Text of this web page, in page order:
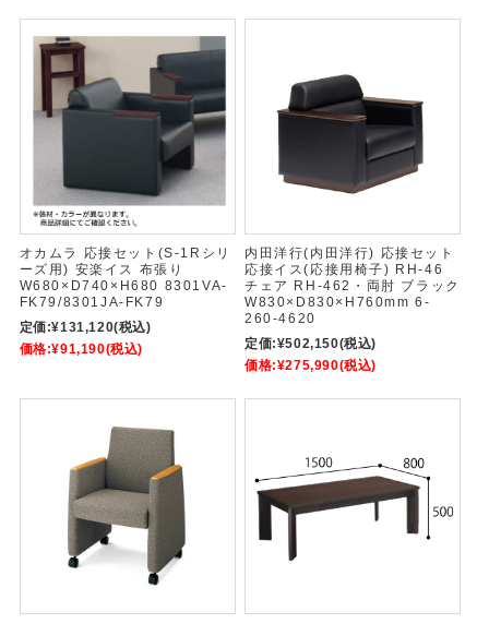
オカムラ 応接セット(S-1Rシリ
ーズ用) 安楽イス 布張り
W680×D740×H680 8301VA-
FK79/8301JA-FK79
定価:¥131,120(税込)
価格:¥91,190(税込)
内田洋行(内田洋行) 応接セット
応接イス(応接用椅子) RH-46
チェア RH-462・両肘 ブラック
W830×D830×H760mm 6-
260-4620
定価:¥502,150(税込)
価格:¥275,990(税込)